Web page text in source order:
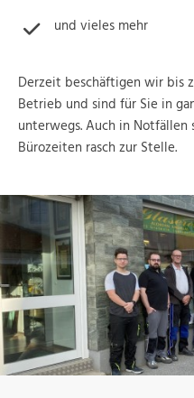
und vieles mehr
Derzeit beschäftigen wir bis
Betrieb und sind für Sie in
unterwegs. Auch in
Bürozeiten rasch zur Stelle.